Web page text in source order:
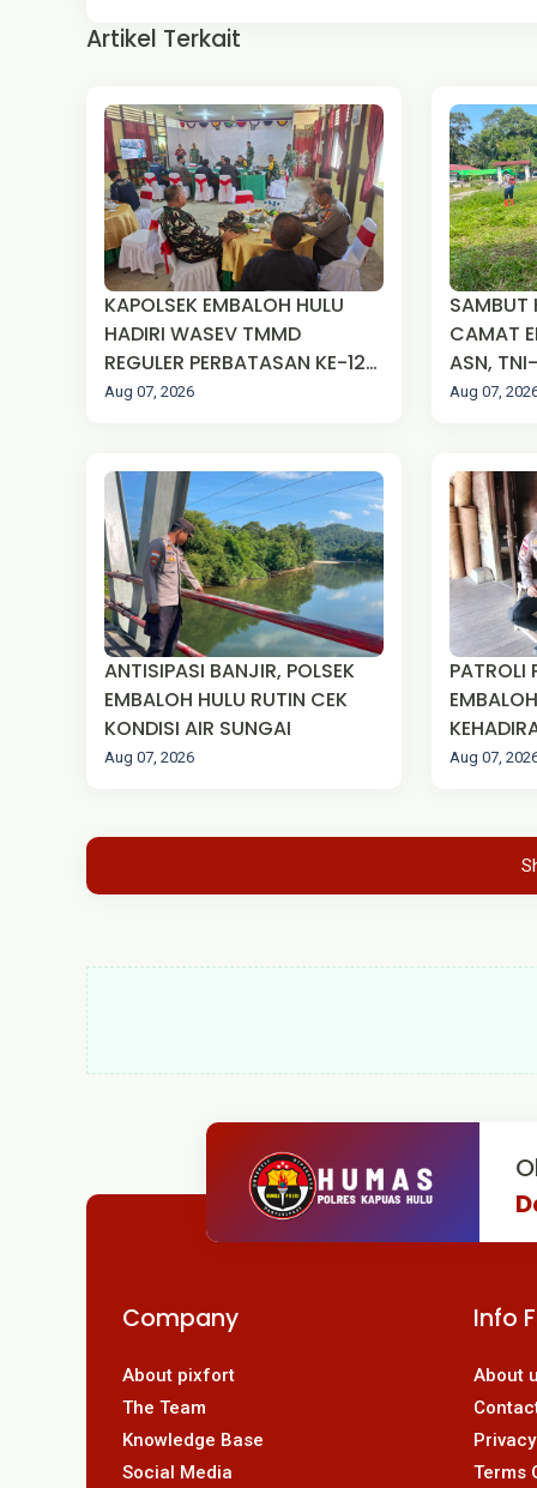
Artikel Terkait
KAPOLSEK EMBALOH HULU
HADIRI WASEV TMMD
REGULER PERBATASAN KE-129
TA 2026 DI DESA SUNGAI
Aug 07, 2026
SAMBUT
CAMAT
ASN,
Aug 07,
ANTISIPASI BANJIR, POLSEK
EMBALOH HULU RUTIN CEK
KONDISI AIR SUNGAI
Aug 07, 2026
PATROLI
Aug 07,
Company
About pixfort
The Team
Knowledge Base
Social Media
Info
About
Terms